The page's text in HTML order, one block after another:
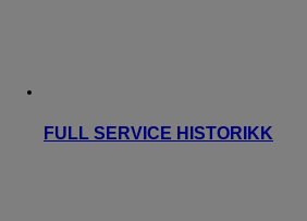
FULL SERVICE HISTORIKK